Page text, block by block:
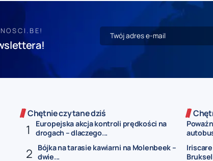
Chętnie czytane dziś
Europejska akcja kontroli prędkości na
drogach – dlaczego...
Bójka na tarasie kawiarni na Molenbeek –
dwie...